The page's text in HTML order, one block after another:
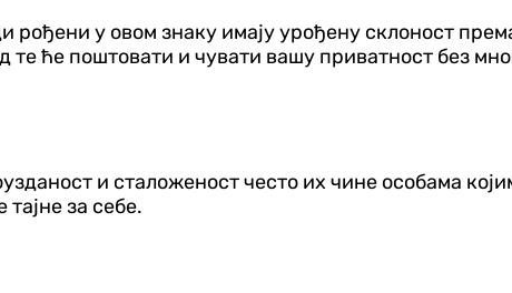
у овом знаку имају урођену склоност
ће поштовати и чувати вашу приватност без
и сталоженост често их чине особама
за себе.